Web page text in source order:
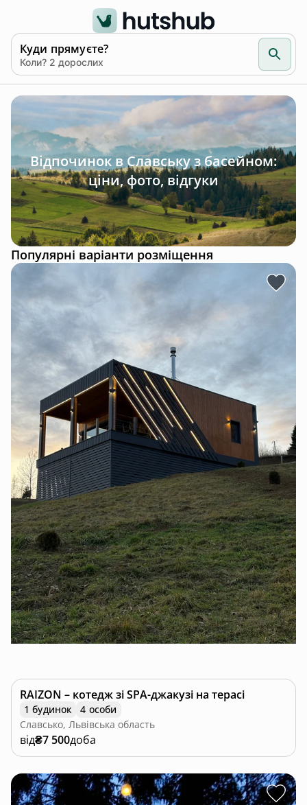
Куди прямуєте?
Коли? 2 дорослих
Відпочинок в Славську з басейном:
ціни, фото, відгуки
Популярні варіанти розміщення
RAIZON – котедж зі SPA-джакузі на терасі
1 будинок
4 особи
Славсько, Львівська область
від₴7 500доба